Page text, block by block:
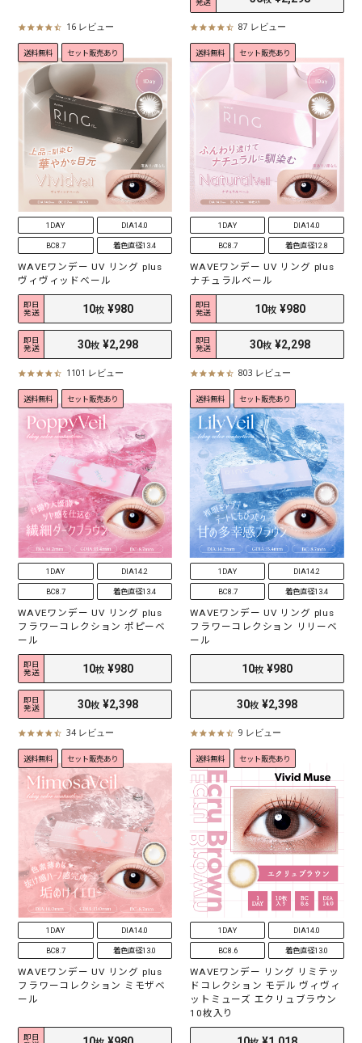
2枚¥1,188
.
s
a
r
r
t
i
n
g
16 レビュー
発送
30枚¥2,298
4
.
r
a
t
i
n
g
87 レビュー
送料無料 セット販売あり
1DAY DIA14.0
BC8.7 着色直径13.4
WAVEワンデー UV リング plus
ヴィヴィッドベール
即日
発送
10 枚¥980
即日
発送
30 枚¥2,298
.
s
t
a
r
a
t
i
n
1101 レビュー
送料無料 セット販売あり
1DAY DIA14.0
BC8.7 着色直径12.8
WAVEワンデー UV リング plus
ナチュラルベール
即日
発送
10
即日
発送
30枚
4
.
s
t
a
r
t
i
n
g
803 レビュー
送料無料 セット販売あり
1DAY DIA14.2
BC8.7 着色直径13.4
WAVEワンデー UV リング plus
フラワーコレクション ポピーベ
ール
即日
発送
即日
発送
4
.
t
a
r
a
t
i
n
g
34 レビュー
送料無料 セット販売あり
1DAY DIA14.2
BC8.7 着色直径13.4
WAVEワンデー UV リング plus
フラワーコレクション リリーベ
ール
4
.
t
r
a
t
i
n
9 レビュー
送料無料 セット販売あり
1DAY DIA14.0
BC8.7 着色直径13.0
WAVEワンデー UV リング plus
フラワーコレクション ミモザベ
ール
即日
送料無料 セット販売あり
1DAY DIA14.0
BC8.6 着色直径13.0
WAVEワンデー リング リミテッ
ドコレクション モデル ヴィヴィ
ットミューズ エクリュブラウン
10枚入り